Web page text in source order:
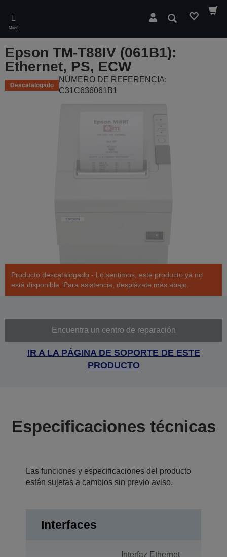
main
content
Menú
Buscar
Epson TM-T88IV (061B1):
Ethernet, PS, ECW
Descatalogado
NÚMERO DE REFERENCIA:
C31C636061B1
Producto descatalogado - Lo sentimos, este producto ya no
está disponible. Para asistencia, desplázate más abajo.
Encuentra un centro de reparación
IR A LA PÁGINA DE SOPORTE DE ESTE
PRODUCTO
Especificaciones técnicas
Las funciones y especificaciones del producto
están sujetas a cambios sin previo aviso.
Interfaces
Interfaz Ethernet